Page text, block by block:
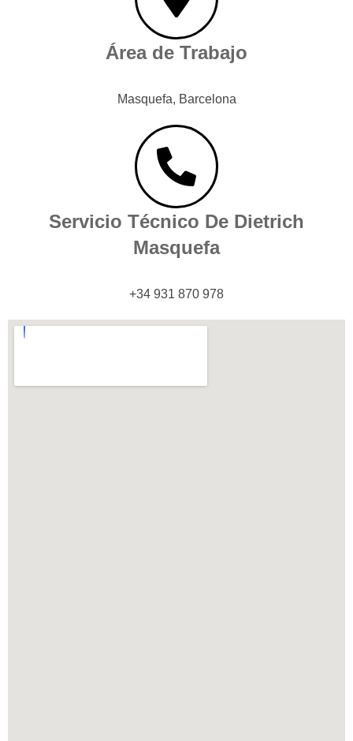
Área de Trabajo
Masquefa, Barcelona
Servicio Técnico De Dietrich
Masquefa
+34 931 870 978